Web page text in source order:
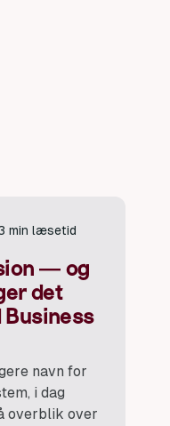
min læsetid
— og
det
Business
navn for
i dag
overblik over